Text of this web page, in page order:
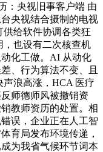
：央视旧事客户端 由
央视结合摄制的电视
给软件协调各类狂
也设有二次核查机
化工做。AI 从动化
、行为算法不变、且
浪高涨，HCA 医疗
师德师风被撤销资
教师资历的处置。相
误，企业正在人工智
育局发布环境传递，
为我省气候环节词本